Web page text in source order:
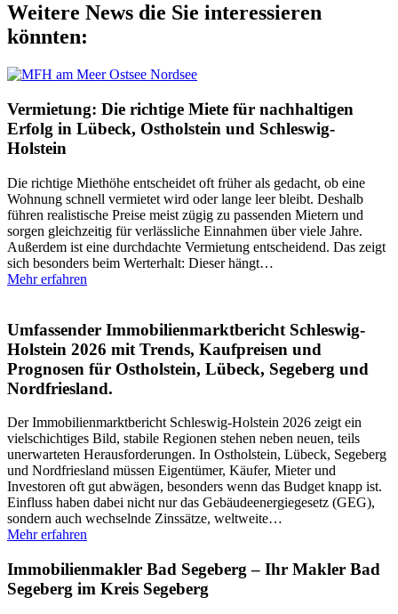
Weitere News die Sie interessieren
könnten:
Vermietung: Die richtige Miete für nachhaltigen
Erfolg in Lübeck, Ostholstein und Schleswig-
Holstein
Die richtige Miethöhe entscheidet oft früher als gedacht, ob eine
Wohnung schnell vermietet wird oder lange leer bleibt. Deshalb
führen realistische Preise meist zügig zu passenden Mietern und
sorgen gleichzeitig für verlässliche Einnahmen über viele Jahre.
Außerdem ist eine durchdachte Vermietung entscheidend. Das zeigt
sich besonders beim Werterhalt: Dieser hängt…
Mehr erfahren
Umfassender Immobilienmarktbericht Schleswig-
Holstein 2026 mit Trends, Kaufpreisen und
Prognosen für Ostholstein, Lübeck, Segeberg und
Nordfriesland.
Der Immobilienmarktbericht Schleswig-Holstein 2026 zeigt ein
vielschichtiges Bild, stabile Regionen stehen neben neuen, teils
unerwarteten Herausforderungen. In Ostholstein, Lübeck, Segeberg
und Nordfriesland müssen Eigentümer, Käufer, Mieter und
Investoren oft gut abwägen, besonders wenn das Budget knapp ist.
Einfluss haben dabei nicht nur das Gebäudeenergiegesetz (GEG),
sondern auch wechselnde Zinssätze, weltweite…
Mehr erfahren
Immobilienmakler Bad Segeberg – Ihr Makler Bad
Segeberg im Kreis Segeberg